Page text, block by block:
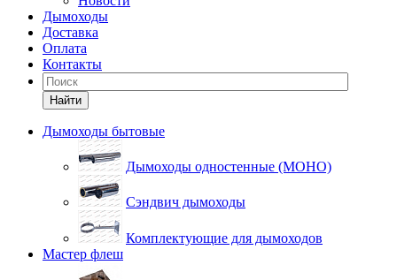
Дымоходы
Доставка
Оплата
Контакты
Найти
Дымоходы бытовые
Дымоходы одностенные (МОНО)
Сэндвич дымоходы
Комплектующие для дымоходов
Мастер флеш